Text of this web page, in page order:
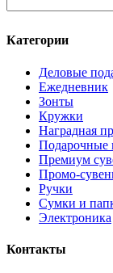
Категории
Деловые
Ежедневник
Зонты
Кружки
Наградная
Подарочные
Премиум
Промо-
Ручки
Сумки и
Электроника
Контакты